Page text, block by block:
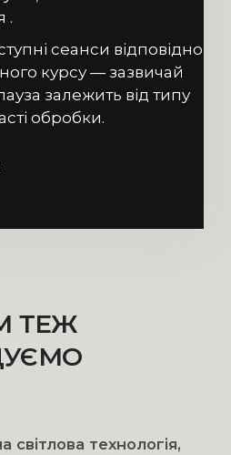
.
сеанси відповідно
курсу — зазвичай
залежить від типу
обробки.
ТЕЖ
технологія,